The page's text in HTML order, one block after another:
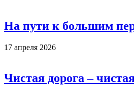
На пути к большим
17 апреля 2026
Чистая дорога –